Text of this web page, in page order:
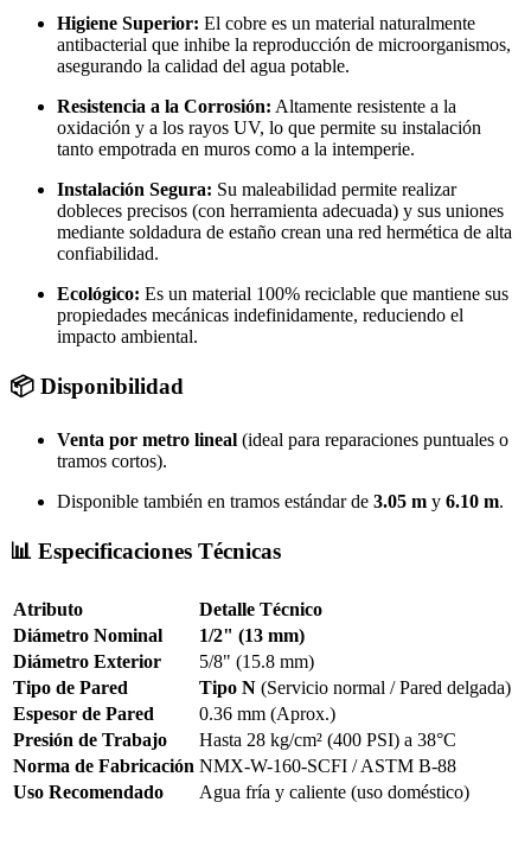
Higiene Superior: El cobre es un material naturalmente
antibacterial que inhibe la reproducción de microorganismos,
asegurando la calidad del agua potable.
Resistencia a la Corrosión: Altamente resistente a la
oxidación y a los rayos UV, lo que permite su instalación
tanto empotrada en muros como a la intemperie.
Instalación Segura: Su maleabilidad permite realizar
dobleces precisos (con herramienta adecuada) y sus uniones
mediante soldadura de estaño crean una red hermética de alta
confiabilidad.
Ecológico: Es un material 100% reciclable que mantiene sus
propiedades mecánicas indefinidamente, reduciendo el
impacto ambiental.
📦 Disponibilidad
Venta por metro lineal (ideal para reparaciones puntuales o
tramos cortos).
Disponible también en tramos estándar de 3.05 m y 6.10 m.
📊 Especificaciones Técnicas
Atributo
Detalle Técnico
Diámetro Nominal
1/2" (13 mm)
Diámetro Exterior
5/8" (15.8 mm)
Tipo de Pared
Tipo N (Servicio normal / Pared delgada)
Espesor de Pared
0.36 mm (Aprox.)
Presión de Trabajo
Hasta 28 kg/cm² (400 PSI) a 38°C
Norma de Fabricación NMX-W-160-SCFI / ASTM B-88
Uso Recomendado
Agua fría y caliente (uso doméstico)